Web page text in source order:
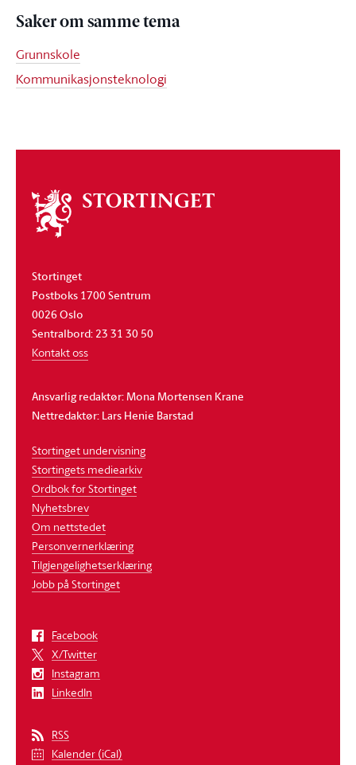
Saker om samme tema
Grunnskole
Kommunikasjonsteknologi
Om
stortinget
Stortinget
Postboks 1700 Sentrum
0026 Oslo
Sentralbord: 23 31 30 50
Kontakt oss
Ansvarlig redaktør: Mona Mortensen Krane
Nettredaktør: Lars Henie Barstad
Stortinget undervisning
Stortingets mediearkiv
Ordbok for Stortinget
Nyhetsbrev
Om nettstedet
Personvernerklæring
Tilgjengelighetserklæring
Jobb på Stortinget
Facebook
X/Twitter
Instagram
LinkedIn
RSS
Kalender (iCal)